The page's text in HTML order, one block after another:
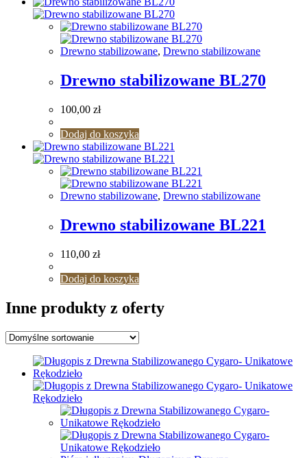
Drewno stabilizowane, Drewno stabilizowane
Drewno stabilizowane BL270
100,00 zł
Dodaj do koszyka
Drewno stabilizowane, Drewno stabilizowane
Drewno stabilizowane BL221
110,00 zł
Dodaj do koszyka
Inne produkty z oferty